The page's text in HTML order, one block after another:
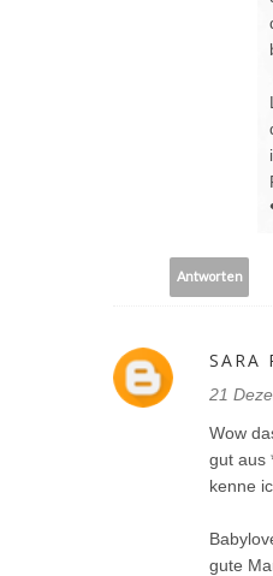
Antworten
SARA
21
Wow
gut aus
kenne
gute